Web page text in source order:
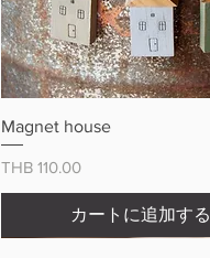
クイックビュー
Magnet house
価格
THB 110.00
カートに追加する